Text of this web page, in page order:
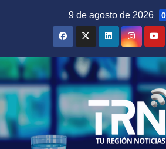
9 de agosto de 2026